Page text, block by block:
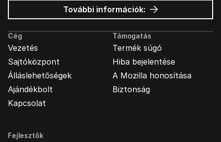
További információk: Mozilla
hirdetések
Cég
Vezetés
Sajtóközpont
Álláslehetőségek
Ajándékbolt
Kapcsolat
Támogatás
Termék súgó
Hiba bejelentése
A Mozilla honosítása
Biztonság
Fejlesztők